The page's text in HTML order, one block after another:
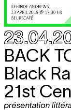
BACK
Black
21st
présentation